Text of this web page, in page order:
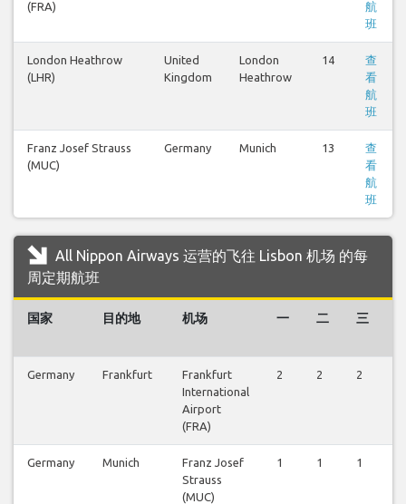
(FRA)
航
班
London Heathrow
(LHR)
United
Kingdom
London
Heathrow
14
查
看
航
班
Franz Josef Strauss
(MUC)
Germany Munich 13
查
看
航
班
All Nippon Airways 运营的飞往 Lisbon 机场 的每
周定期航班
国家 目的地 机场 一 二 三
Germany Frankfurt
Frankfurt
International
Airport
(FRA)
2 2 2
Germany Munich
Franz Josef
Strauss
(MUC)
1 1 1